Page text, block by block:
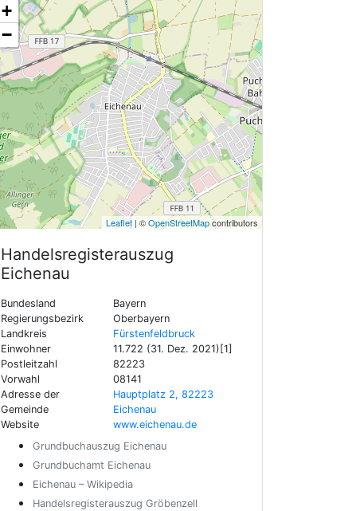
+
−
Leaflet | ©OpenStreetMapcontributors
Handelsregisterauszug
Eichenau
Bundesland
Bayern
Regierungsbezirk
Oberbayern
Landkreis
Fürstenfeldbruck
Einwohner
11.722 (31. Dez. 2021)[1]
Postleitzahl
82223
Vorwahl
08141
Adresse der
Gemeinde
Hauptplatz 2, 82223
Eichenau
Website
www.eichenau.de
Grundbuchauszug Eichenau
Grundbuchamt Eichenau
Eichenau – Wikipedia
Handelsregisterauszug Gröbenzell